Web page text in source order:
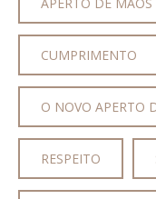
APERTO DE MÃOS
CUMPRIMENTO
O NOVO APERTO
RESPEITO